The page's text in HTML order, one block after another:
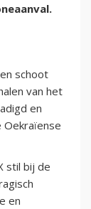
schoot
van het
en
stil bij de
en